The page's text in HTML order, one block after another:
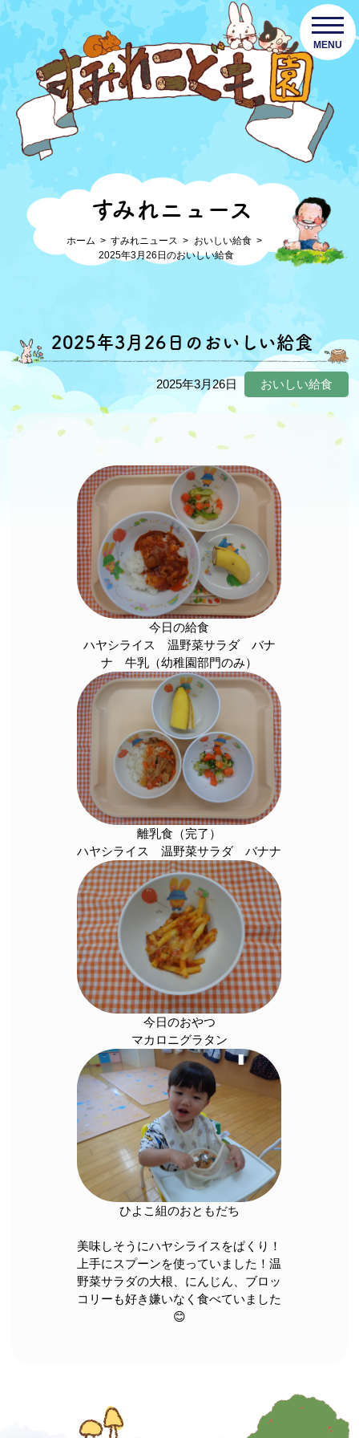
MENU
すみれニュース
ホーム すみれニュース
おいしい給食
2025年3月26日のおいしい給食
2025年3月26日のおいしい給食
2025年3月26日 おいしい給食
今日の給食
ハヤシライス 温野菜サラダ バナ
ナ 牛乳（幼稚園部門のみ）
離乳食（完了）
ハヤシライス 温野菜サラダ バナナ
今日のおやつ
マカロニグラタン
ひよこ組のおともだち
美味しそうにハヤシライスをぱくり！
上手にスプーンを使っていました！温
野菜サラダの大根、にんじん、ブロッ
コリーも好き嫌いなく食べていました
😊